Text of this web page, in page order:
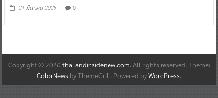
21 มีนาคม 2026 0
Copyright © 2026 thailandinsidenew.com. All rights reserved. Theme:
ColorNews by ThemeGrill. Powered byWordPress.